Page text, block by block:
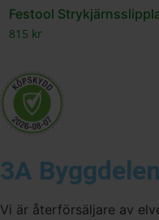
Festool
815 kr
3A Byggdelen
Vi är återförsäljare av